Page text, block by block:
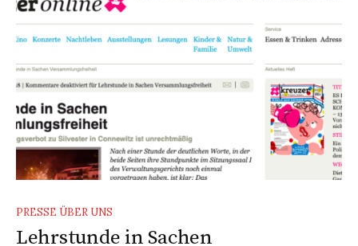
PRESSE ÜBER UNS
Lehrstunde in Sachen